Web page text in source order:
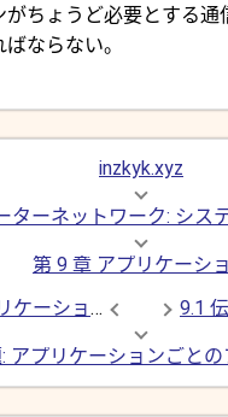
がちょうど必要とする通
ならない。
inzkyk.xyz
ターネットワーク: シス
第 9 章 アプリケーシ
第 9 章 アプリケーション
アプリケーションごと